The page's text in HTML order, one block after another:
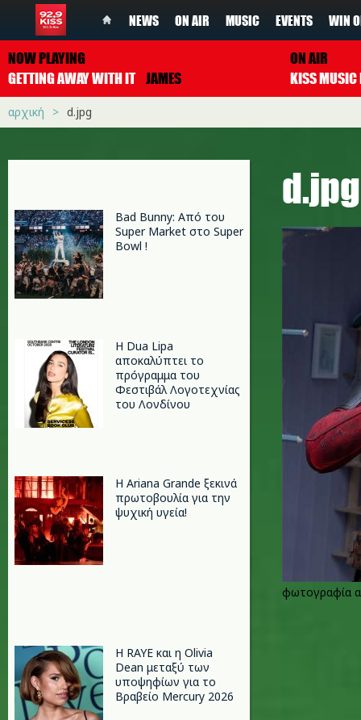
NEWS ON AIR MUSIC EVENTS WIN
NOW PLAYING
GETTING AWAY WITH IT JAMES
ON AIR
αρχική d.jpg
Bad Bunny: Από του
Super Market στο Super
Bowl !
Η Dua Lipa
αποκαλύπτει το
πρόγραμμα του
Φεστιβάλ Λογοτεχνίας
του Λονδίνου
Η Ariana Grande ξεκινά
πρωτοβουλία για την
ψυχική υγεία!
Η RAYE και η Olivia
Dean μεταξύ των
υποψηφίων για το
Βραβείο Mercury 2026
d.jpg
φωτογραφία